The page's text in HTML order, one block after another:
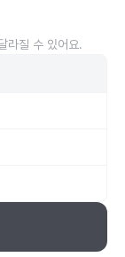
라질 수 있어요.